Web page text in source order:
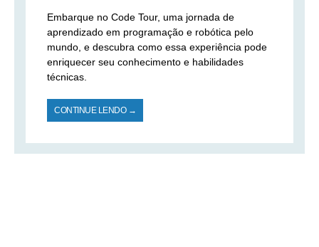
Embarque no Code Tour, uma jornada de
aprendizado em programação e robótica pelo
mundo, e descubra como essa experiência pode
enriquecer seu conhecimento e habilidades
técnicas.
CONTINUE LENDO →